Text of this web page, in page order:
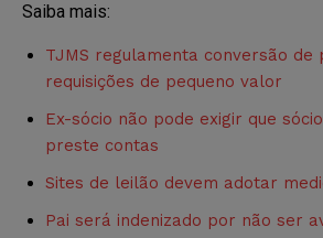
Saiba mais:
TJMS regulamenta conversão de
requisições de pequeno valor
Ex-sócio não pode exigir que
preste contas
Sites de leilão devem adotar
Pai será indenizado por não ser